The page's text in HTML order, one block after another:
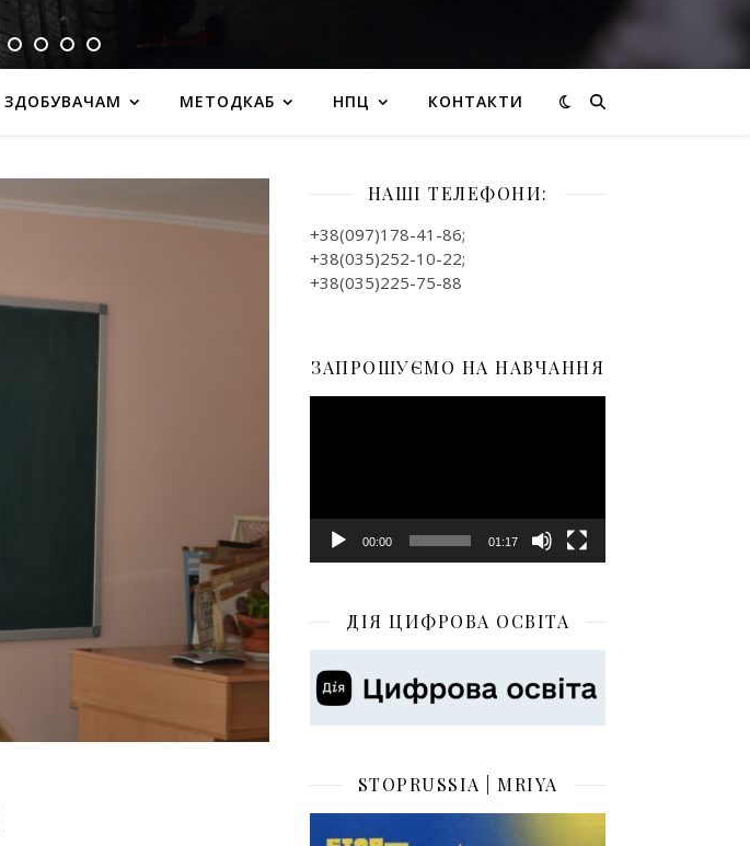
ЗДОБУВАЧАМ МЕТОДКАБ НПЦ КОНТАКТИ
НАШІ ТЕЛЕФОНИ:
+38(097)178-41-86;
+38(035)252-10-22;
+38(035)225-75-88
ЗАПРОШУЄМО НА НАВЧАННЯ
00:00 01:17
ДІЯ ЦИФРОВА ОСВІТА
STOPRUSSIA | MRIYA